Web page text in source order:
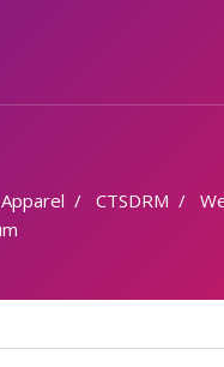
Apparel CTSDRM